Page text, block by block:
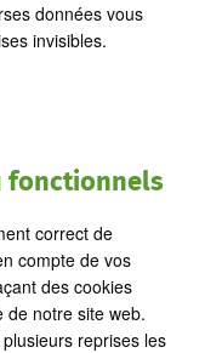
données vous
invisibles.
fonctionnels
correct de
compte de vos
des cookies
de notre site web.
reprises les